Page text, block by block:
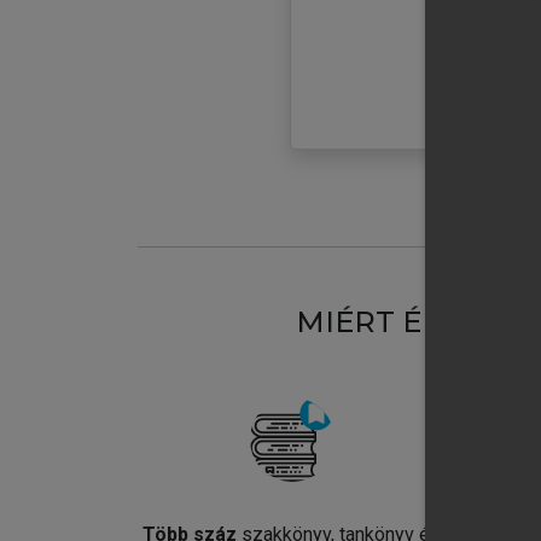
MIÉRT
Több száz szakkönyv, tankönyv és